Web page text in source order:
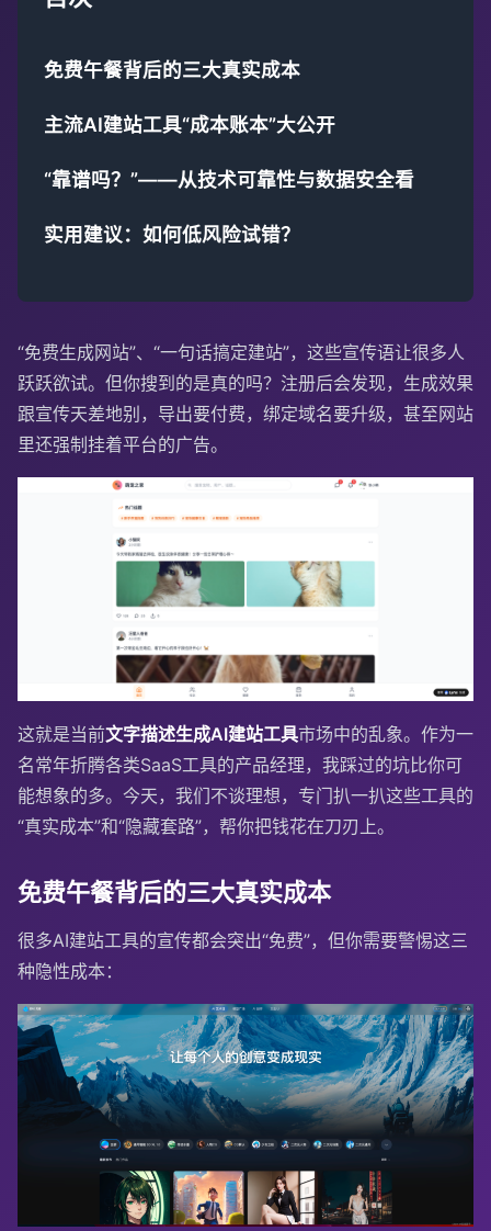
免费午餐背后的三大真实成本
主流AI建站工具“成本账本”大公开
“靠谱吗？”——从技术可靠性与数据安全看
实用建议：如何低风险试错？
“免费生成网站”、“一句话搞定建站”，这些宣传语让很多人
跃跃欲试。但你搜到的是真的吗？注册后会发现，生成效果
跟宣传天差地别，导出要付费，绑定域名要升级，甚至网站
里还强制挂着平台的广告。
这就是当前文字描述生成AI建站工具市场中的乱象。作为一
名常年折腾各类SaaS工具的产品经理，我踩过的坑比你可
能想象的多。今天，我们不谈理想，专门扒一扒这些工具的
“真实成本”和“隐藏套路”，帮你把钱花在刀刃上。
免费午餐背后的三大真实成本
很多AI建站工具的宣传都会突出“免费”，但你需要警惕这三
种隐性成本：